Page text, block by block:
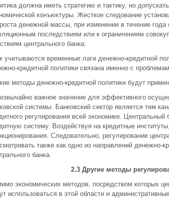
должна иметь стратегию и тактику, но
конъюктуры. Жесткое следование
денежной массы, при изменении в течение
последствиям или к ограничениям
центрального банка;
учитываются временные лаги денежно-кредитной
кредитной политики связана именно с
методы денежно-кредитной политики будут
важное значение для эффективного
системы. Банковский сектор является тем
регулирования всей экономике.
систему. Воздействуя на кредитные
Следовательно, регулирование
также как одно из направлений денежно-
банка.
2.3 Другие методы
экономических методов, посредством которых
использоваться в этой области и